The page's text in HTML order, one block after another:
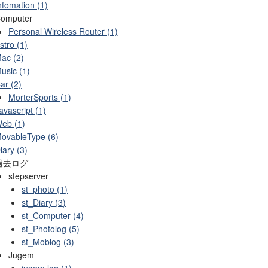
(1)
Personal Wireless Router (1)
(1)
(2)
(1)
(2)
MorterSports (1)
(1)
(1)
(6)
(3)
去ログ
stepserver
st_photo (1)
st_Diary (3)
st_Computer (4)
st_Photolog (5)
st_Moblog (3)
Jugem